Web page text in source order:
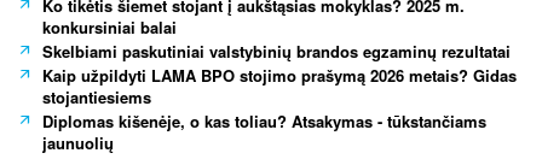
Ko tikėtis šiemet stojant į aukštąsias mokyklas? 2025 m.
konkursiniai balai
Skelbiami paskutiniai valstybinių brandos egzaminų rezultatai
Kaip užpildyti LAMA BPO stojimo prašymą 2026 metais? Gidas
stojantiesiems
Diplomas kišenėje, o kas toliau? Atsakymas - tūkstančiams
jaunuolių